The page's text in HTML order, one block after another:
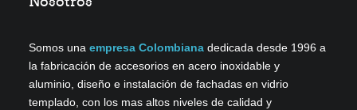
Somos unaempresa Colombiana dedicada desde 1996 a
la fabricación de accesorios en acero inoxidable y
aluminio, diseño e instalación de fachadas en vidrio
templado, con los mas altos niveles de calidad y